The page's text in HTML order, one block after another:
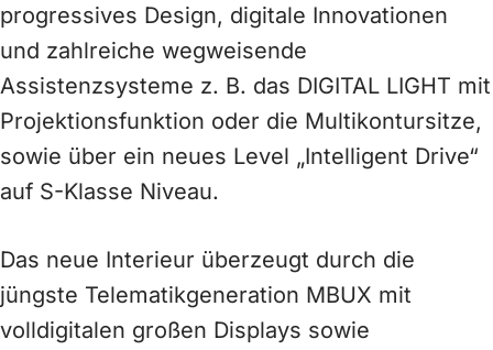
progressives Design, digitale Innovationen
und zahlreiche wegweisende
Assistenzsysteme z. B. das DIGITAL LIGHT mit
Projektionsfunktion oder die Multikontursitze,
sowie über ein neues Level „Intelligent Drive“
auf S-Klasse Niveau.
Das neue Interieur überzeugt durch die
jüngste Telematikgeneration MBUX mit
volldigitalen großen Displays sowie